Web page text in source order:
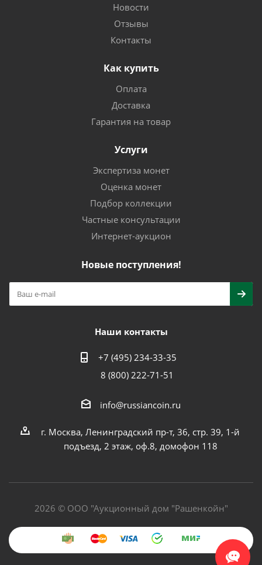
Новости
Отзывы
Контакты
Как купить
Оплата
Доставка
Гарантия на товар
Услуги
Экспертиза монет
Оценка монет
Подбор коллекции
Частные консультации
Интернет-аукцион
Новые поступления!
Наши контакты
+7 (495) 234-33-35
8 (800) 222-71-51
info@russiancoin.ru
г. Москва, Ленинградский пр-т, 36, стр. 39, 1-й
подъезд, 2 этаж, оф.8, домофон 118
2026 © ООО "Аукционный дом "Рашенкойн"